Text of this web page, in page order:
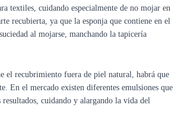
textiles, cuidando especialmente de no mojar en
recubierta, ya que la esponja que contiene en el
al mojarse, manchando la tapicería
el recubrimiento fuera de piel natural, habrá que
En el mercado existen diferentes emulsiones que
resultados, cuidando y alargando la vida del